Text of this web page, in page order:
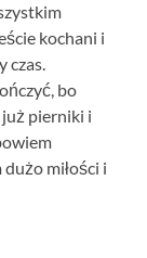
kochani i
czas.
bo
już pierniki i
miłości i